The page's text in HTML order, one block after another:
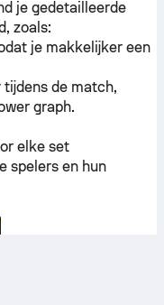
je gedetailleerde
zoals:
je makkelijker een
tijdens de match,
graph.
elke set
spelers en hun